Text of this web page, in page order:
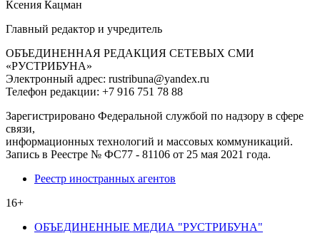
Ксения Кацман
Главный редактор и учредитель
ОБЪЕДИНЕННАЯ РЕДАКЦИЯ СЕТЕВЫХ СМИ
«РУСТРИБУНА»
Электронный адрес: rustribuna@yandex.ru
Телефон редакции: +7 916 751 78 88
Зарегистрировано Федеральной службой по надзору в сфере
связи,
информационных технологий и массовых коммуникаций.
Запись в Реестре № ФС77 - 81106 от 25 мая 2021 года.
Реестр иностранных агентов
16+
ОБЪЕДИНЕННЫЕ МЕДИА "РУСТРИБУНА"